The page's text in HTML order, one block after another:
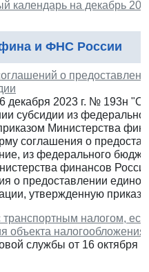
календарь на декабрь
и ФНС России
о
декабря 2023 г. № 193н
субсидии из
Министерства
соглашения о
из федерального
финансов
о предоставлении
утвержденную
налогом,
объекта налогообложения
службы от 16 октября